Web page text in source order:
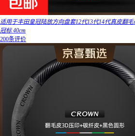
适用于丰田皇冠陆放方向盘套12代13代14代真皮翻
冠标 40cm
200条评价